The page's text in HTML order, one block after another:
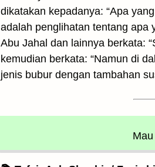
dikatakan kepadanya: “Apa
adalah penglihatan tentang apa
Abu Jahal dan lainnya berkata:
kemudian berkata: “Namun di
jenis bubur dengan tambahan